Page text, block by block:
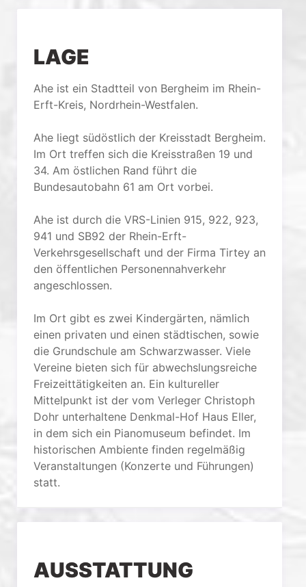
LAGE
Ahe ist ein Stadtteil von Bergheim im Rhein-
Erft-Kreis, Nordrhein-Westfalen.
Ahe liegt südöstlich der Kreisstadt Bergheim.
Im Ort treffen sich die Kreisstraßen 19 und
34. Am östlichen Rand führt die
Bundesautobahn 61 am Ort vorbei.
Ahe ist durch die VRS-Linien 915, 922, 923,
941 und SB92 der Rhein-Erft-
Verkehrsgesellschaft und der Firma Tirtey an
den öffentlichen Personennahverkehr
angeschlossen.
Im Ort gibt es zwei Kindergärten, nämlich
einen privaten und einen städtischen, sowie
die Grundschule am Schwarzwasser. Viele
Vereine bieten sich für abwechslungsreiche
Freizeittätigkeiten an. Ein kultureller
Mittelpunkt ist der vom Verleger Christoph
Dohr unterhaltene Denkmal-Hof Haus Eller,
in dem sich ein Pianomuseum befindet. Im
historischen Ambiente finden regelmäßig
Veranstaltungen (Konzerte und Führungen)
statt.
AUSSTATTUNG